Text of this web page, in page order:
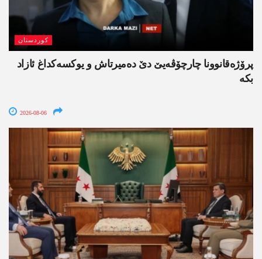
کوردستان
پرۆژەقانوونا چارچۆڤەیێ دێ دەمیرتاش و یوکسەکداغ ئازاد
بکە
2026-08-06